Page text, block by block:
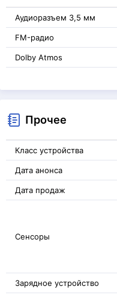
Аудиоразъем 3,5 мм
FM-радио
Dolby Atmos
Прочее
Класс устройства
Дата анонса
Дата продаж
Сенсоры
Зарядное устройство